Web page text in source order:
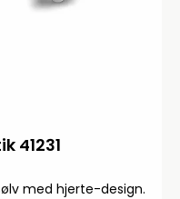
41231
med hjerte-design.